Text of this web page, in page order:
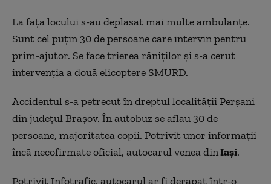
La fața locului s-au deplasat mai multe ambulanțe.
Sunt cel puțin 30 de persoane care intervin pentru
prim-ajutor. Se face trierea răniților și s-a cerut
intervenția a două elicoptere SMURD.
Accidentul s-a petrecut în dreptul localității Perșani
din județul Brașov. În autobuz se aflau 30 de
persoane, majoritatea copii. Potrivit unor informații
încă necofirmate oficial, autocarul venea dinIași.
Potrivit Infotrafic, autocarul ar fi derapat într-o